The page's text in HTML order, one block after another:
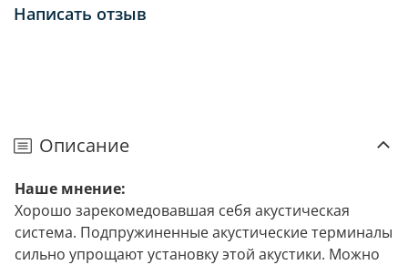
Написать отзыв
Описание
Наше мнение:
Хорошо зарекомедовавшая себя акустическая
система. Подпружиненные акустические терминалы
сильно упрощают установку этой акустики. Можно